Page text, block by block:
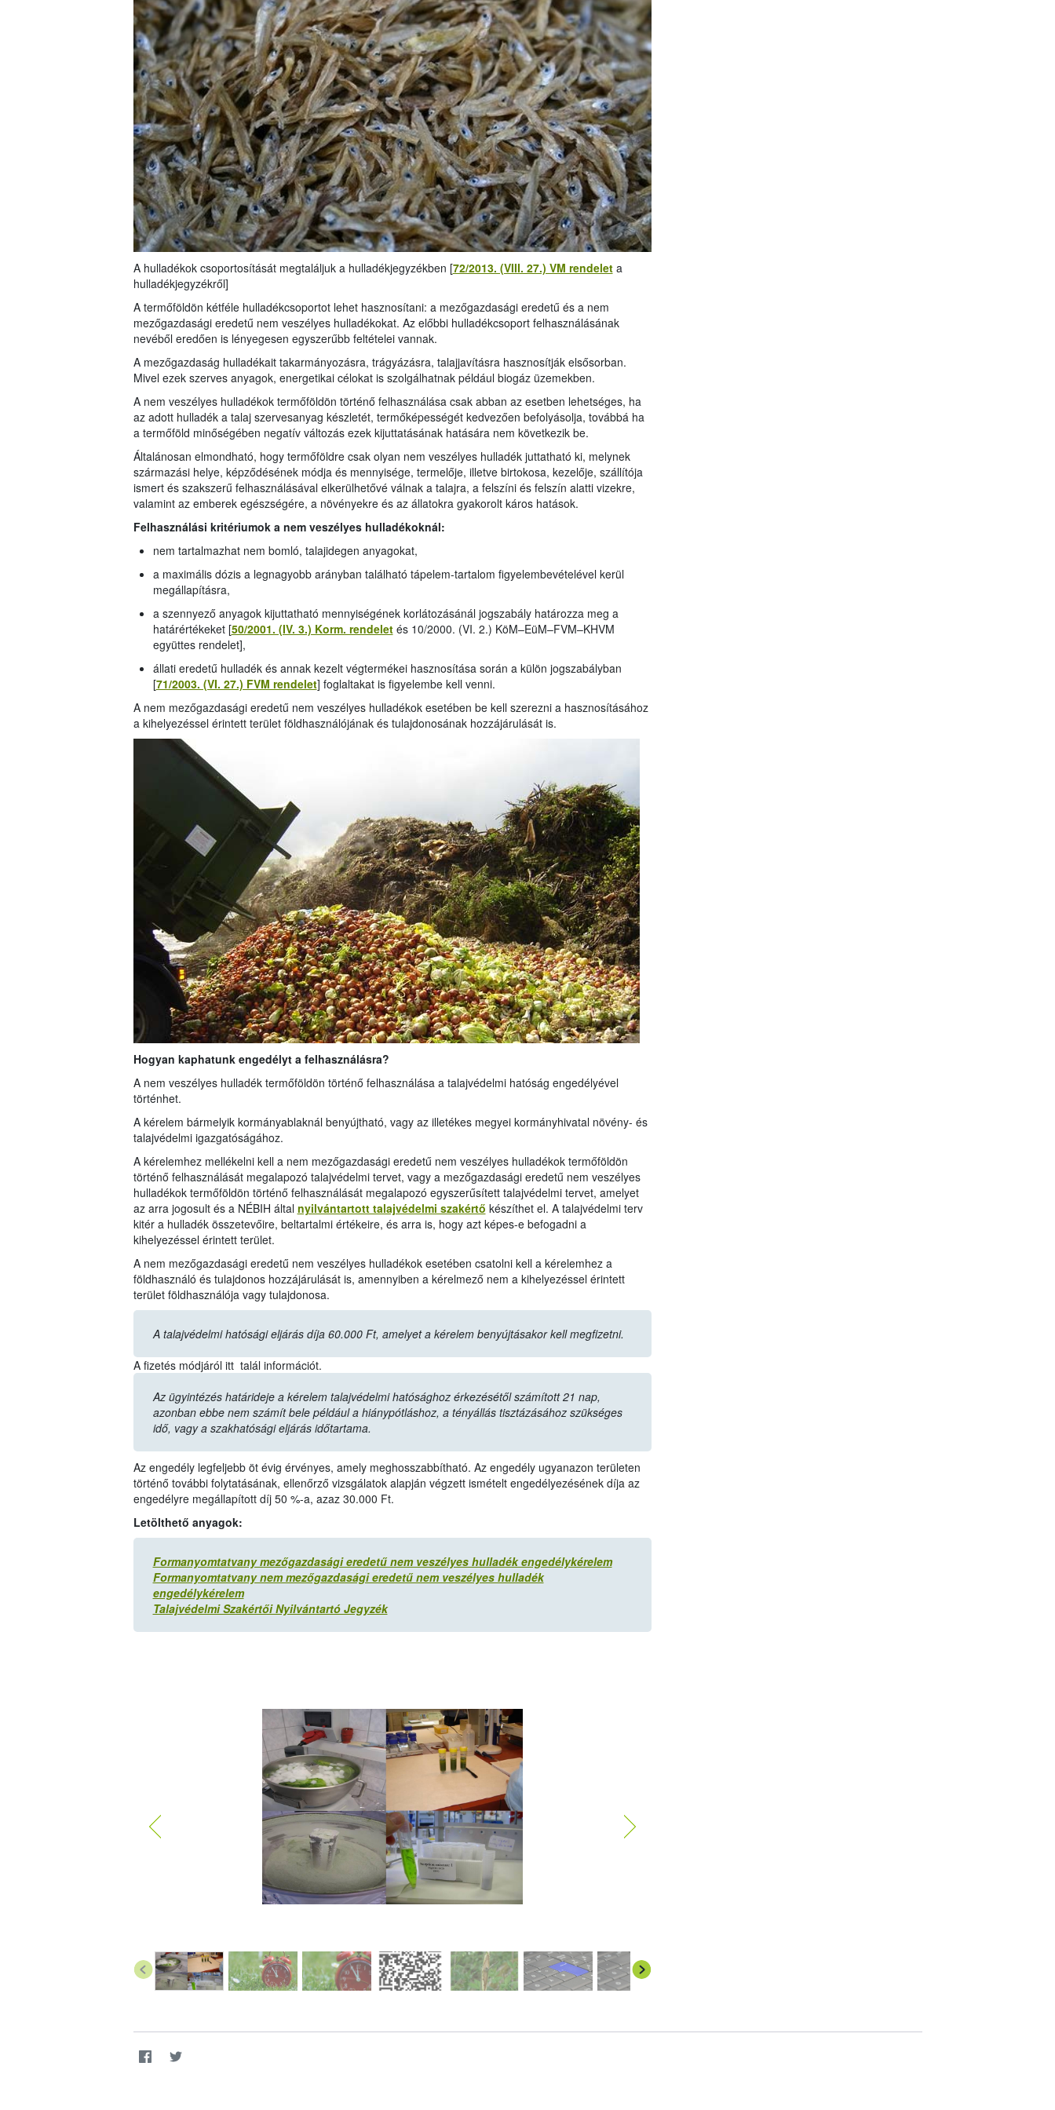
A hulladékok csoportosítását megtaláljuk a hulladékjegyzékben [72/2013. (VIII. 27.) VM rendeleta
hulladékjegyzékről]
A termőföldön kétféle hulladékcsoportot lehet hasznosítani: a mezőgazdasági eredetű és a nem
mezőgazdasági eredetű nem veszélyes hulladékokat. Az előbbi hulladékcsoport felhasználásának
nevéből eredően is lényegesen egyszerűbb feltételei vannak.
A mezőgazdaság hulladékait takarmányozásra, trágyázásra, talajjavításra hasznosítják elsősorban.
Mivel ezek szerves anyagok, energetikai célokat is szolgálhatnak például biogáz üzemekben.
A nem veszélyes hulladékok termőföldön történő felhasználása csak abban az esetben lehetséges, ha
az adott hulladék a talaj szervesanyag készletét, termőképességét kedvezően befolyásolja, továbbá ha
a termőföld minőségében negatív változás ezek kijuttatásának hatására nem következik be.
Általánosan elmondható, hogy termőföldre csak olyan nem veszélyes hulladék juttatható ki, melynek
származási helye, képződésének módja és mennyisége, termelője, illetve birtokosa, kezelője, szállítója
ismert és szakszerű felhasználásával elkerülhetővé válnak a talajra, a felszíni és felszín alatti vizekre,
valamint az emberek egészségére, a növényekre és az állatokra gyakorolt káros hatások.
Felhasználási kritériumok a nem veszélyes hulladékoknál:
nem tartalmazhat nem bomló, talajidegen anyagokat,
a maximális dózis a legnagyobb arányban található tápelem-tartalom figyelembevételével kerül
megállapításra,
a szennyező anyagok kijuttatható mennyiségének korlátozásánál jogszabály határozza meg a
határértékeket [50/2001. (IV. 3.) Korm. rendeletés 10/2000. (VI. 2.) KöM–EüM–FVM–KHVM
együttes rendelet],
állati eredetű hulladék és annak kezelt végtermékei hasznosítása során a külön jogszabályban
[71/2003. (VI. 27.) FVM rendelet] foglaltakat is figyelembe kell venni.
A nem mezőgazdasági eredetű nem veszélyes hulladékok esetében be kell szerezni a hasznosításához
a kihelyezéssel érintett terület földhasználójának és tulajdonosának hozzájárulását is.
Hogyan kaphatunk engedélyt a felhasználásra?
A nem veszélyes hulladék termőföldön történő felhasználása a talajvédelmi hatóság engedélyével
történhet.
A kérelem bármelyik kormányablaknál benyújtható, vagy az illetékes megyei kormányhivatal növény- és
talajvédelmi igazgatóságához.
A kérelemhez mellékelni kell a nem mezőgazdasági eredetű nem veszélyes hulladékok termőföldön
történő felhasználását megalapozó talajvédelmi tervet, vagy a mezőgazdasági eredetű nem veszélyes
hulladékok termőföldön történő felhasználását megalapozó egyszerűsített talajvédelmi tervet, amelyet
az arra jogosult és a NÉBIH által nyilvántartott talajvédelmi szakértő készíthet el. A talajvédelmi terv
kitér a hulladék összetevőire, beltartalmi értékeire, és arra is, hogy azt képes-e befogadni a
kihelyezéssel érintett terület.
A nem mezőgazdasági eredetű nem veszélyes hulladékok esetében csatolni kell a kérelemhez a
földhasználó és tulajdonos hozzájárulását is, amennyiben a kérelmező nem a kihelyezéssel érintett
terület földhasználója vagy tulajdonosa.
A talajvédelmi hatósági eljárás díja 60.000 Ft, amelyet a kérelem benyújtásakor kell megfizetni.
A fizetés módjáról itt talál információt.
Az ügyintézés határideje a kérelem talajvédelmi hatósághoz érkezésétől számított 21 nap,
azonban ebbe nem számít bele például a hiánypótláshoz, a tényállás tisztázásához szükséges
idő, vagy a szakhatósági eljárás időtartama.
Az engedély legfeljebb öt évig érvényes, amely meghosszabbítható. Az engedély ugyanazon területen
történő további folytatásának, ellenőrző vizsgálatok alapján végzett ismételt engedélyezésének díja az
engedélyre megállapított díj 50 %-a, azaz 30.000 Ft.
Letölthető anyagok:
Formanyomtatvany mezőgazdasági eredetű nem veszélyes hulladék engedélykérelem
Formanyomtatvany nem mezőgazdasági eredetű nem veszélyes hulladék
engedélykérelem
Talajvédelmi Szakértői Nyilvántartó Jegyzék